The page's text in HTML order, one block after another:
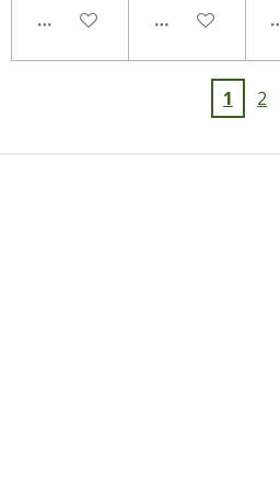
AGGIUNGI AL CARRELLO
AGGIUNGI AL
1 2